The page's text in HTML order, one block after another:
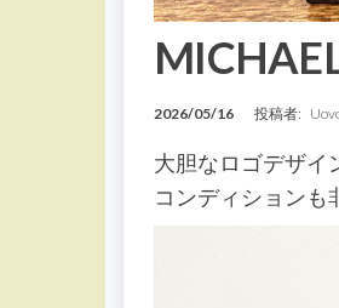
2026/05/16 投稿者:
大胆なロゴデザイ
コンディションも